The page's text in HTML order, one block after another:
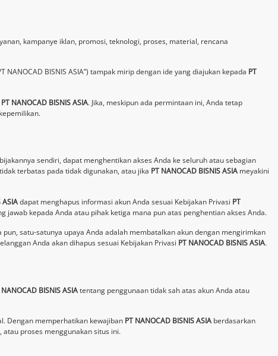
kampanye iklan, promosi, teknologi, proses, material, rencana
NANOCAD BISNIS ASIA”) tampak mirip dengan ide yang diajukan kepada PT
PT NANOCAD BISNIS ASIA. Jika, meskipun ada permintaan ini, Anda tetap
sendiri, dapat menghentikan akses Anda ke seluruh atau sebagian
terbatas pada tidak digunakan, atau jika PT NANOCAD BISNIS ASIA meyakini
ASIAdapat menghapus informasi akun Anda sesuai Kebijakan Privasi PT
jawab kepada Anda atau pihak ketiga mana pun atas penghentian akses Anda.
satu-satunya upaya Anda adalah membatalkan akun dengan mengirimkan
Anda akan dihapus sesuai Kebijakan Privasi PT NANOCAD BISNIS ASIA.
NANOCAD BISNIS ASIAtentang penggunaan tidak sah atas akun Anda atau
Dengan memperhatikan kewajiban PT NANOCAD BISNIS ASIA berdasarkan
atau proses menggunakan situs ini.